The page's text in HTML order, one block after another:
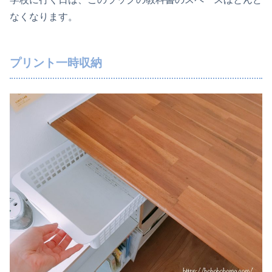
なくなります。
プリント一時収納